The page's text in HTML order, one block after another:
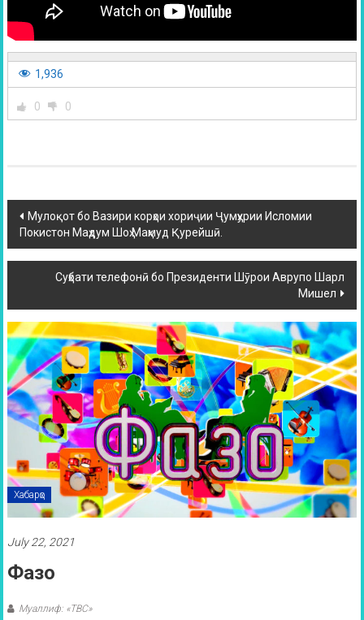
1,936
0 0
Мулоқот бо Вазири корҳои хориҷии Ҷумҳурии Исломии
Покистон Маҳдум Шоҳ Маҳмуд Қурейшӣ.
Суҳбати телефонӣ бо Президенти Шӯрои Аврупо Шарл
Мишел
Хабарҳо
July 22, 2021
Фазо
Муаллиф: «ТВС»